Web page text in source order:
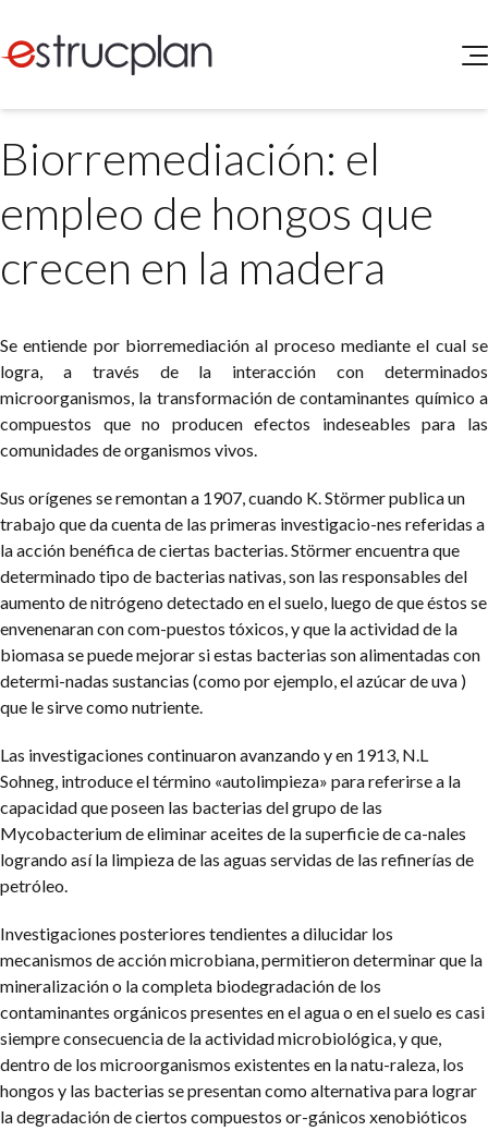
SERVICIOS
Medio Ambiente
Legislación
INGRESAR
Matriz Profesional
Biorremediación: el
empleo de hongos que
crecen en la madera
Se entiende por biorremediación al proceso mediante el cual se
logra, a través de la interacción con determinados
microorganismos, la transformación de contaminantes químico a
compuestos que no producen efectos indeseables para las
comunidades de organismos vivos.
Sus orígenes se remontan a 1907, cuando K. Störmer publica un
trabajo que da cuenta de las primeras investigacio-nes referidas a
la acción benéfica de ciertas bacterias. Störmer encuentra que
determinado tipo de bacterias nativas, son las responsables del
aumento de nitrógeno detectado en el suelo, luego de que éstos se
envenenaran con com-puestos tóxicos, y que la actividad de la
biomasa se puede mejorar si estas bacterias son alimentadas con
determi-nadas sustancias (como por ejemplo, el azúcar de uva )
que le sirve como nutriente.
Las investigaciones continuaron avanzando y en 1913, N.L
Sohneg, introduce el término «autolimpieza» para referirse a la
capacidad que poseen las bacterias del grupo de las
Mycobacterium de eliminar aceites de la superficie de ca-nales
logrando así la limpieza de las aguas servidas de las refinerías de
petróleo.
Investigaciones posteriores tendientes a dilucidar los
mecanismos de acción microbiana, permitieron determinar que la
mineralización o la completa biodegradación de los
contaminantes orgánicos presentes en el agua o en el suelo es casi
siempre consecuencia de la actividad microbiológica, y que,
dentro de los microorganismos existentes en la natu-raleza, los
hongos y las bacterias se presentan como alternativa para lograr
la degradación de ciertos compuestos or-gánicos xenobióticos